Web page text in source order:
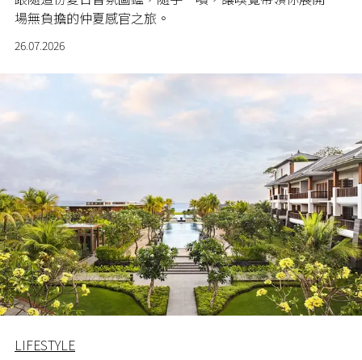
場無負擔的仲夏感官之旅。
26.07.2026
LIFESTYLE